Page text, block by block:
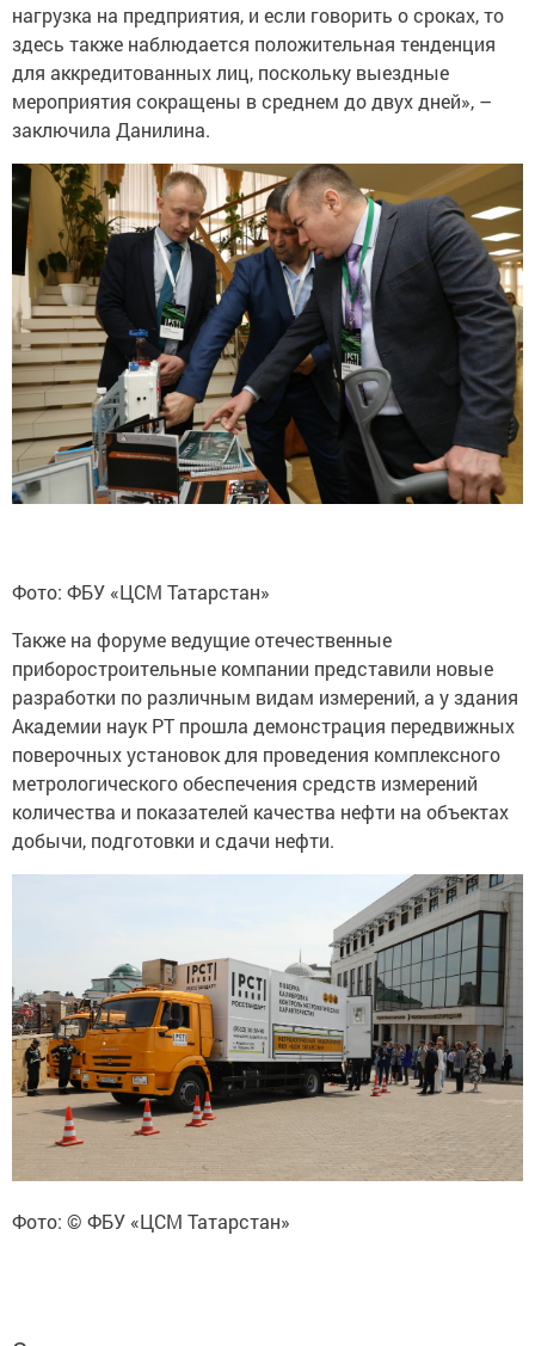
нагрузка на предприятия, и если говорить о сроках, то
здесь также наблюдается положительная тенденция
для аккредитованных лиц, поскольку выездные
мероприятия сокращены в среднем до двух дней», –
заключила Данилина.
Фото: ФБУ «ЦСМ Татарстан»
Также на форуме ведущие отечественные
приборостроительные компании представили новые
разработки по различным видам измерений, а у здания
Академии наук РТ прошла демонстрация передвижных
поверочных установок для проведения комплексного
метрологического обеспечения средств измерений
количества и показателей качества нефти на объектах
добычи, подготовки и сдачи нефти.
Фото: © ФБУ «ЦСМ Татарстан»